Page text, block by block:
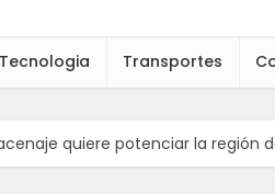
Tecnologia Transportes
quiere potenciar la región